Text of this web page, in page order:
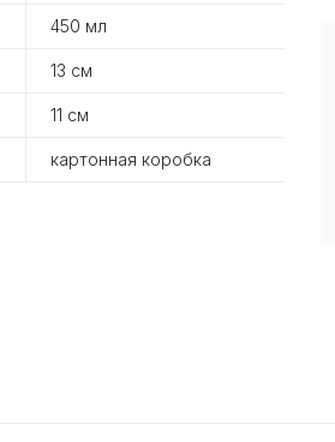
450 мл
13 см
11 см
картонная коробка